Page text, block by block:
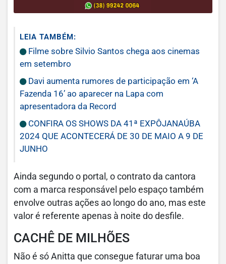
LEIA TAMBÉM:
Filme sobre Silvio Santos chega aos cinemas
em setembro
Davi aumenta rumores de participação em ‘A
Fazenda 16’ ao aparecer na Lapa com
apresentadora da Record
CONFIRA OS SHOWS DA 41ª EXPÔJANAÚBA
2024 QUE ACONTECERÁ DE 30 DE MAIO A 9 DE
JUNHO
Ainda segundo o portal, o contrato da cantora
com a marca responsável pelo espaço também
envolve outras ações ao longo do ano, mas este
valor é referente apenas à noite do desfile.
CACHÊ DE MILHÕES
Não é só Anitta que consegue faturar uma boa